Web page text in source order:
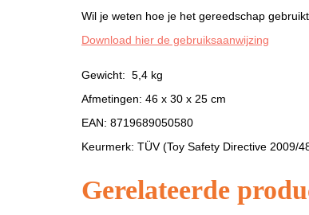
Wil je weten hoe je het gereedschap
Download hier de gebruiksaanwijzing
Gewicht: 5,4 kg
Afmetingen: 46 x 30 x 25 cm
EAN: 8719689050580
Keurmerk: TÜV (Toy Safety Directive 2009/
Gerelateerde